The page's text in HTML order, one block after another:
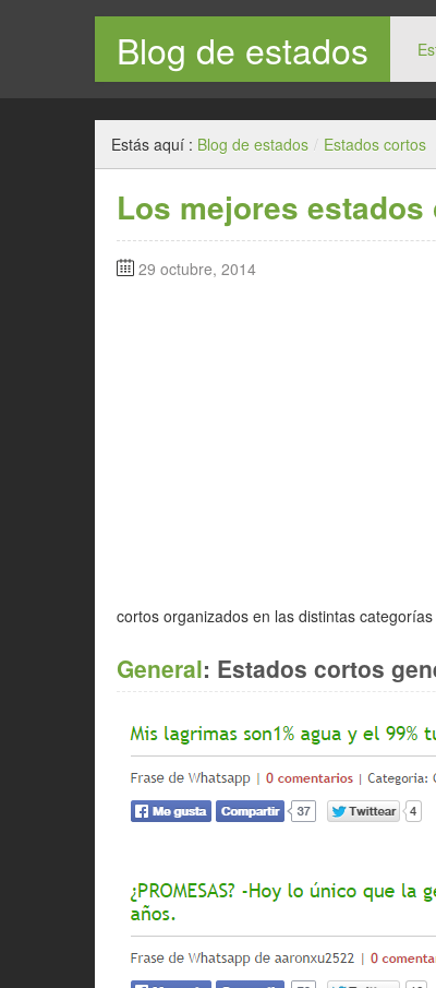
Blog de estados
Estás aquí : Blog de estados / Estados cortos
Los mejores
29 octubre, 2014
cortos organizados en las distintas
General: Estados cortos